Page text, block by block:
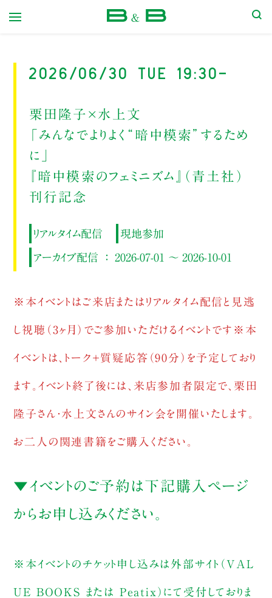
2026/06/30 Tue 19:30-
栗田隆子×水上文
「みんなでよりよく“暗中模索”するため
に」
『暗中模索のフェミニズム』（青土社）
刊行記念
リアルタイム配信 現地参加
アーカイブ配信 ： 2026-07-01 ～ 2026-10-01
※本イベントはご来店またはリアルタイム配信と見逃
し視聴（3ヶ月）でご参加いただけるイベントです ※本
イベントは、トーク＋質疑応答（90分）を予定しており
ます。イベント終了後には、来店参加者限定で、栗田
隆子さん・水上文さんのサイン会を開催いたします。
お二人の関連書籍をご購入ください。
▼イベントのご予約は下記購入ページ
からお申し込みください。
※本イベントのチケット申し込みは外部サイト（VAL
UE BOOKS または Peatix）にて受付しておりま